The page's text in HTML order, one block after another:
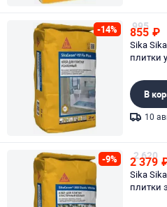
-14% 995
855 ₽
Sika
плитки
В
10
-9% 2 620
2 379
Sika
плитки